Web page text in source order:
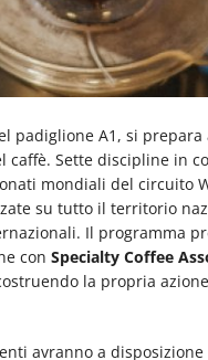
padiglione A1, si
Sette discipline in
mondiali del circuito
su tutto il territorio
Il programma
con Specialty Coffee
la propria
avranno a